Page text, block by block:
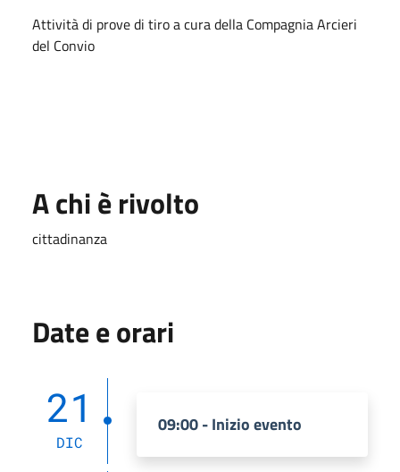
Attività di prove di tiro a cura della Compagnia Arcieri
del Convio
A chi è rivolto
cittadinanza
Date e orari
21
DIC
09:00 - Inizio evento